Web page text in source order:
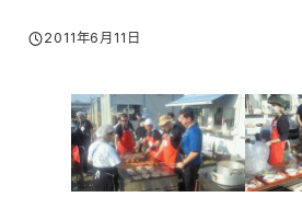
投稿日
2011年6月11日